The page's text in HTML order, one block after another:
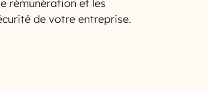
rémunération et les
de votre entreprise.